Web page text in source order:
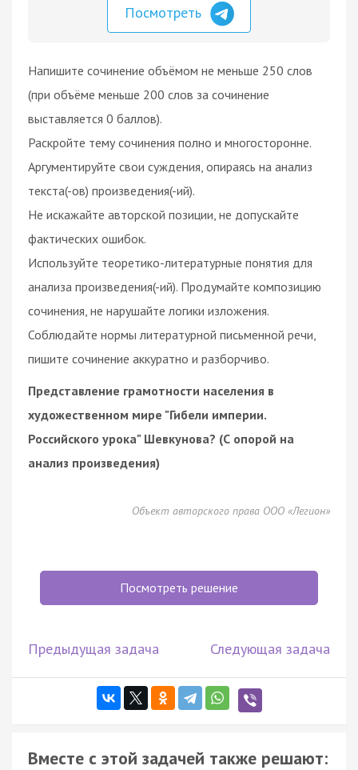
Посмотреть
Напишите сочинение объёмом не меньше 250 слов
(при объёме меньше 200 слов за сочинение
выставляется 0 баллов).
Раскройте тему сочинения полно и многосторонне.
Аргументируйте свои суждения, опираясь на анализ
текста(-ов) произведения(-ий).
Не искажайте авторской позиции, не допускайте
фактических ошибок.
Используйте теоретико-литературные понятия для
анализа произведения(-ий). Продумайте композицию
сочинения, не нарушайте логики изложения.
Соблюдайте нормы литературной письменной речи,
пишите сочинение аккуратно и разборчиво.
Представление грамотности населения в
художественном мире "Гибели империи.
Российского урока" Шевкунова? (С опорой на
анализ произведения)
Объект авторского права ООО «Легион»
Посмотреть решение
Предыдущая задача Следующая задача
Вместе с этой задачей также решают: